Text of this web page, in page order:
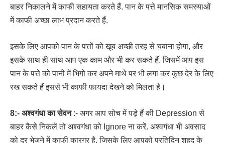
बाहर निकालने में काफी सहायता करते हैं. पान के पत्ते मानसिक समस्याओं
में काफी अच्छा लाभ प्रदान करते हैं.
इसके लिए आपको पान के पत्तों को खूब अच्छी तरह से चबाना होगा, और
इसके साथ ही साथ आप एक काम और भी कर सकते हैं. जिसमें आप इस
पान के पत्ते को पानी में भिगो कर अपने माथे पर भी लगा कर कुछ देर के लिए
रख सकते हैं इससे भी काफी फायदा देखने को मिलता है।
8:- अश्वगंधा का सेवन:- अगर आप सोच में पड़े हैं की Depression से
बाहर कैसे निकलें तो अश्वगंधा को Ignore ना करें. अश्वगंधा भी अवसाद
को दूर भेजने में काफी कारगर है, जिसके लिए आपको प्रतिदिन शहद के